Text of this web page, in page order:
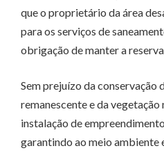
que o proprietário da área
para os serviços de
obrigação de manter a
Sem prejuízo da
remanescente e da
instalação de
garantindo ao meio ambiente